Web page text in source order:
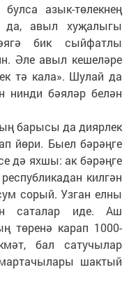
азык-төлекнең
авыл хуҗалыгы
бик сыйфатлы
Әле авыл кешеләре
тә кала». Шулай да
нинди бәяләр белән
барысы да диярлек
йөри. Быел бәрәңге
дә яхшы: ак бәрәңге
килгән
сорый. Узган елны
саталар иде. Аш
төренә карап 1000-
бал сатучылар
шактый